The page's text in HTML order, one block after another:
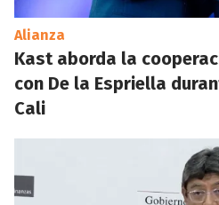
Alianza
Kast aborda la
con De la Espriella
Cali